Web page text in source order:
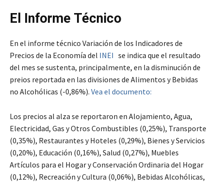
El Informe Técnico
En el informe técnico Variación de los Indicadores de
Precios de la Economía del INEI se indica que el resultado
del mes se sustenta, principalmente, en la disminución de
preios reportada en las divisiones de Alimentos y Bebidas
no Alcohólicas (-0,86%). Vea el documento:
Los precios al alza se reportaron en Alojamiento, Agua,
Electricidad, Gas y Otros Combustibles (0,25%), Transporte
(0,35%), Restaurantes y Hoteles (0,29%), Bienes y Servicios
(0,20%), Educación (0,16%), Salud (0,27%), Muebles
Artículos para el Hogar y Conservación Ordinaria del Hogar
(0,12%), Recreación y Cultura (0,06%), Bebidas Alcohólicas,